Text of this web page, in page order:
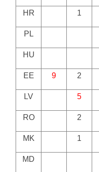
HR 1
PL
HU
EE 9 2
LV 5
RO 2
MK 1
MD